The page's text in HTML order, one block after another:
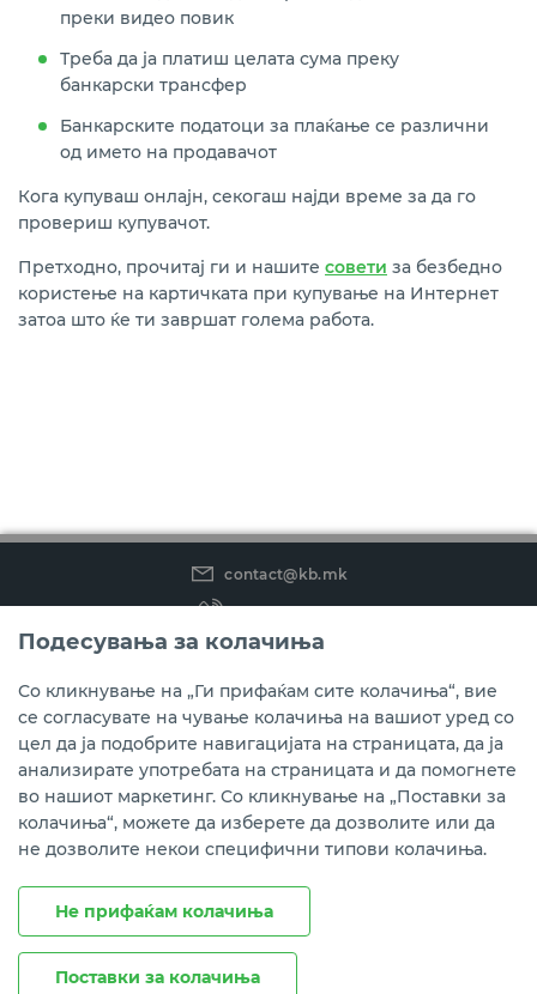
преки видео повик
Треба да ја платиш целата сума преку
банкарски трансфер
Банкарските податоци за плаќање се различни
од името на продавачот
Кога купуваш онлајн, секогаш најди време за да го
провериш купувачот.
Претходно, прочитај ги и нашите совети за безбедно
користење на картичката при купување на Интернет
затоа што ќе ти завршат голема работа.
contact@kb.mk
(02) 3 296 800
Instagram
LinkedIn
Youtube
Преземете ја мобилната апликација мБанка.
Подесувања за колачиња
Со кликнување на „Ги прифаќам сите колачиња“, вие
се согласувате на чување колачиња на вашиот уред со
цел да ја подобрите навигацијата на страницата, да ја
анализирате употребата на страницата и да помогнете
во нашиот маркетинг. Со кликнување на „Поставки за
колачиња“, можете да изберете да дозволите или да
не дозволите некои специфични типови колачиња.
Не прифаќам колачиња
Поставки за колачиња